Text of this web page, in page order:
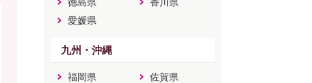
愛媛県
九州・沖縄
福岡県
佐賀県